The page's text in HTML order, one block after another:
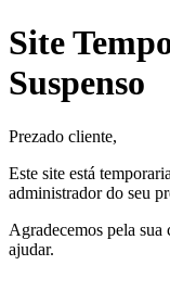
Site
Suspenso
Prezado cliente,
Este site está
administrador do seu
Agradecemos pela sua
ajudar.